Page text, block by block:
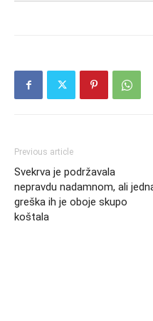
Previous article
Svekrva je podržavala
nepravdu nadamnom, ali
greška ih je oboje skupo
koštala